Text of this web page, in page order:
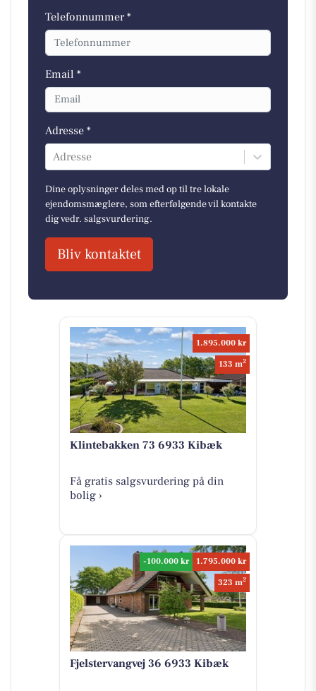
Telefonnummer *
Email *
Adresse *
Adresse
Dine oplysninger deles med op til tre lokale
ejendomsmæglere, som efterfølgende vil kontakte
dig vedr. salgsvurdering.
Bliv kontaktet
1.895.000 kr
133 m2
Klintebakken 73 6933 Kibæk
Få gratis salgsvurdering på din
bolig ›
-100.000 kr
1.795.000 kr
323 m2
Fjelstervangvej 36 6933 Kibæk